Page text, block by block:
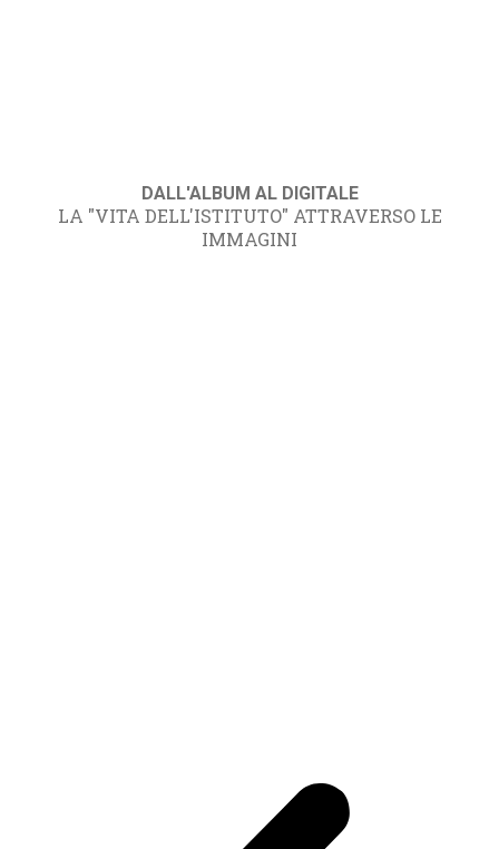
DALL'ALBUM AL DIGITALE
LA "VITA DELL'ISTITUTO" ATTRAVERSO LE
IMMAGINI